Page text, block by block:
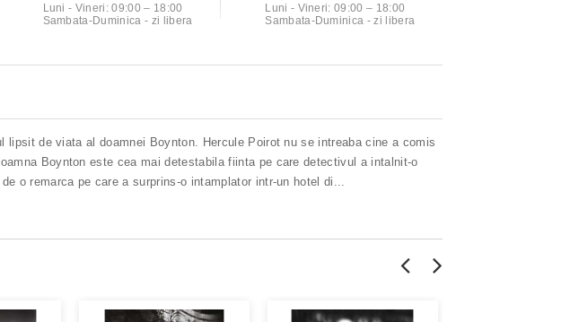
Luni - Vineri: 09:00 – 18:00
Sambata-Duminica - zi libera
Luni - Vineri: 09:00 – 18:00
Sambata-Duminica - zi libera
de viata al doamnei Boynton. Hercule Poirot nu se intreaba cine a comis
Boynton este cea mai detestabila fiinta pe care detectivul a intalnit-o
o remarca pe care a surprins-o intamplator intr-un hotel di...